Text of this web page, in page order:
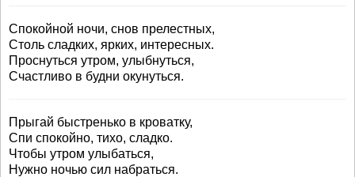
Спокойной ночи, снов прелестных,
Столь сладких, ярких, интересных.
Проснуться утром, улыбнуться,
Счастливо в будни окунуться.
Прыгай быстренько в кроватку,
Спи спокойно, тихо, сладко.
Чтобы утром улыбаться,
Нужно ночью сил набраться.